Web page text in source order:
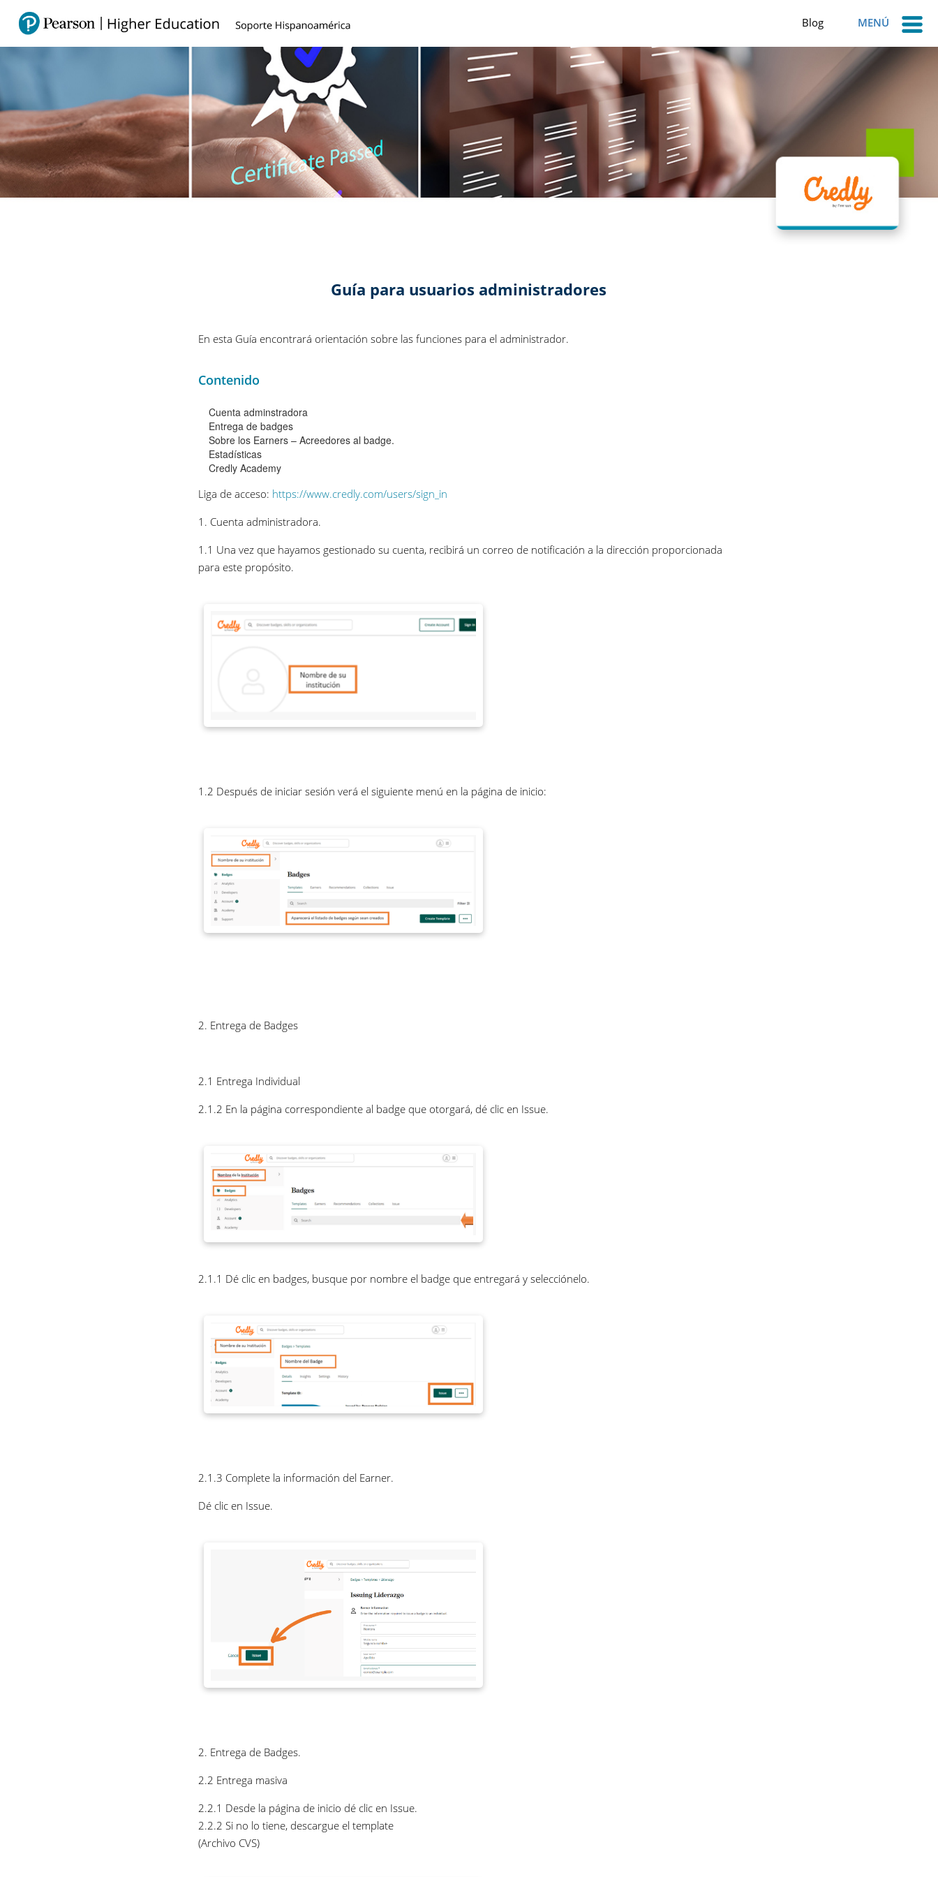
Blog MENÚ
Guía para usuarios administradores
En esta Guía encontrará orientación sobre las funciones para el administrador.
Contenido
Cuenta adminstradora
Entrega de badges
Sobre los Earners – Acreedores al badge.
Estadísticas
Credly Academy
Liga de acceso: https://www.credly.com/users/sign_in
1. Cuenta administradora.
1.1 Una vez que hayamos gestionado su cuenta, recibirá un correo de notificación a la dirección proporcionada
para este propósito.
1.2 Después de iniciar sesión verá el siguiente menú en la página de inicio:
2. Entrega de Badges
2.1 Entrega Individual
2.1.2 En la página correspondiente al badge que otorgará, dé clic en Issue.
2.1.1 Dé clic en badges, busque por nombre el badge que entregará y selecciónelo.
2.1.3 Complete la información del Earner.
Dé clic en Issue.
2. Entrega de Badges.
2.2 Entrega masiva
2.2.1 Desde la página de inicio dé clic en Issue.
2.2.2 Si no lo tiene, descargue el template
(Archivo CVS)